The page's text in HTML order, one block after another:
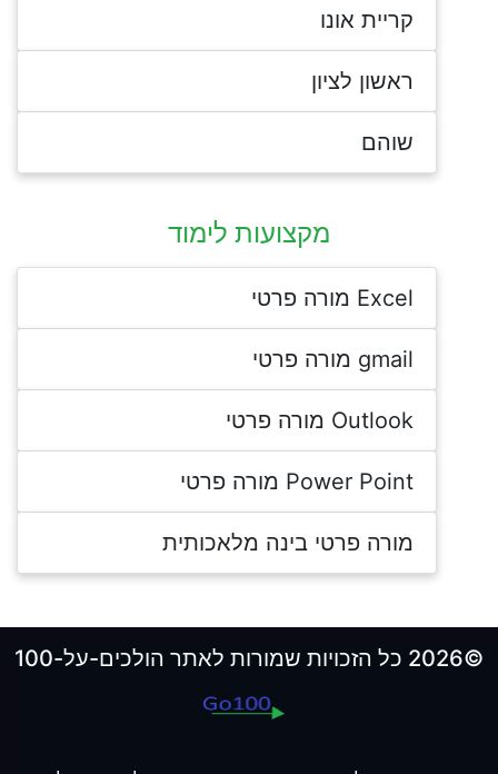
קריית אונו
ראשון לציון
שוהם
מקצועות לימוד
Excel מורה פרטי
gmail מורה פרטי
Outlook מורה פרטי
Power Point מורה פרטי
מורה פרטי בינה מלאכותית
©2026 כל הזכויות שמורות לאתר הולכים-על-100